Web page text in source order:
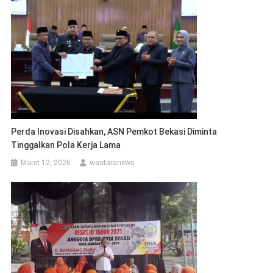
Perda Inovasi Disahkan, ASN Pemkot Bekasi Diminta
Tinggalkan Pola Kerja Lama
Maret 12, 2026 wantaranews